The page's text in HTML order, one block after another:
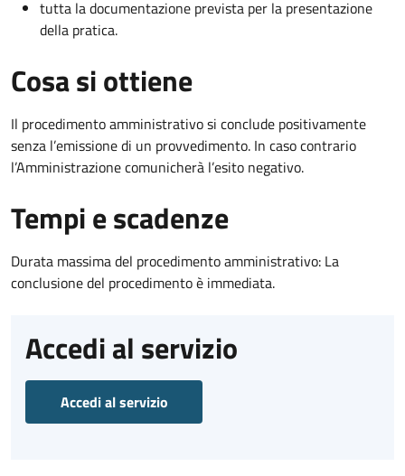
tutta la documentazione prevista per la presentazione
della pratica.
Cosa si ottiene
Il procedimento amministrativo si conclude positivamente
senza l’emissione di un provvedimento. In caso contrario
l’Amministrazione comunicherà l’esito negativo.
Tempi e scadenze
Durata massima del procedimento amministrativo: La
conclusione del procedimento è immediata.
Accedi al servizio
Accedi al servizio